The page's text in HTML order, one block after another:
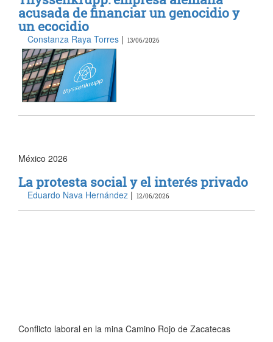
acusada de financiar un genocidio y
un ecocidio
Constanza Raya Torres | 13/06/2026
México 2026
La protesta social y el interés privado
Eduardo Nava Hernández | 12/06/2026
Conflicto laboral en la mina Camino Rojo de Zacatecas